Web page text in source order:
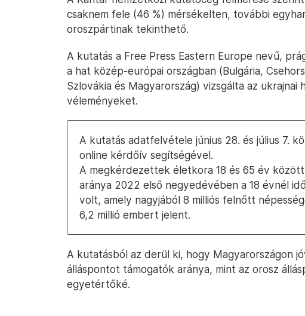
csaknem fele (46 %) mérsékelten, további
oroszpártinak tekinthető.
A kutatás a Free Press Eastern Europe nevű,
a hat közép-európai országban (Bulgária,
Szlovákia és Magyarország) vizsgálta az ukrajnai
véleményeket.
A kutatás adatfelvétele június 28. és július 7.
online kérdőív segítségével.
A megkérdezettek életkora 18 és 65 év
aránya 2022 első negyedévében a 18 évnél
volt, amely nagyjából 8 milliós felnőtt
6,2 millió embert jelent.
A kutatásból az derül ki, hogy Magyarországon
álláspontot támogatók aránya, mint az orosz
egyetértőké.